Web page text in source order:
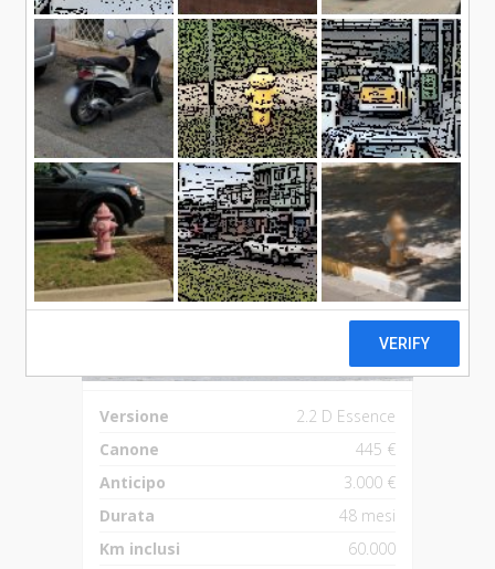
DETTAGLIO OFFERTA: MAZDA 6
WAGON
Mazda 6 Wagon
da € 445/mese i.e.
Versione
2.2 D Essence
Canone
445 €
Anticipo
3.000 €
Durata
48 mesi
Km inclusi
60.000